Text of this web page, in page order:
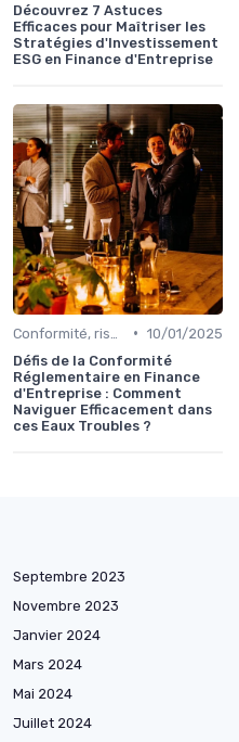
Découvrez 7 Astuces
Efficaces pour Maîtriser les
Stratégies d'Investissement
ESG en Finance d'Entreprise
• 10/01/2025
Défis de la Conformité
Réglementaire en Finance
d'Entreprise : Comment
Naviguer Efficacement dans
ces Eaux Troubles ?
Septembre 2023
Novembre 2023
Janvier 2024
Mars 2024
Mai 2024
Juillet 2024